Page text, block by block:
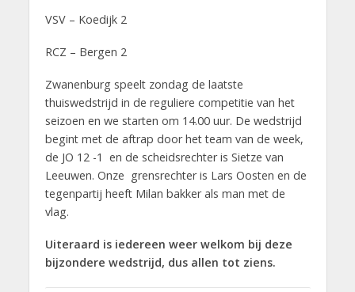
VSV – Koedijk 2
RCZ – Bergen 2
Zwanenburg speelt zondag de laatste
thuiswedstrijd in de reguliere competitie van het
seizoen en we starten om 14.00 uur. De wedstrijd
begint met de aftrap door het team van de week,
de JO 12 -1 en de scheidsrechter is Sietze van
Leeuwen. Onze grensrechter is Lars Oosten en de
tegenpartij heeft Milan bakker als man met de
vlag.
Uiteraard is iedereen weer welkom bij deze
bijzondere wedstrijd, dus allen tot ziens.